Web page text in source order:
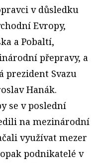
v důsledku
Evropy,
a Pobaltí,
přepravy, a
prezident Svazu
Hanák.
se v poslední
na mezinárodní
využívat mezer
podnikatelé v